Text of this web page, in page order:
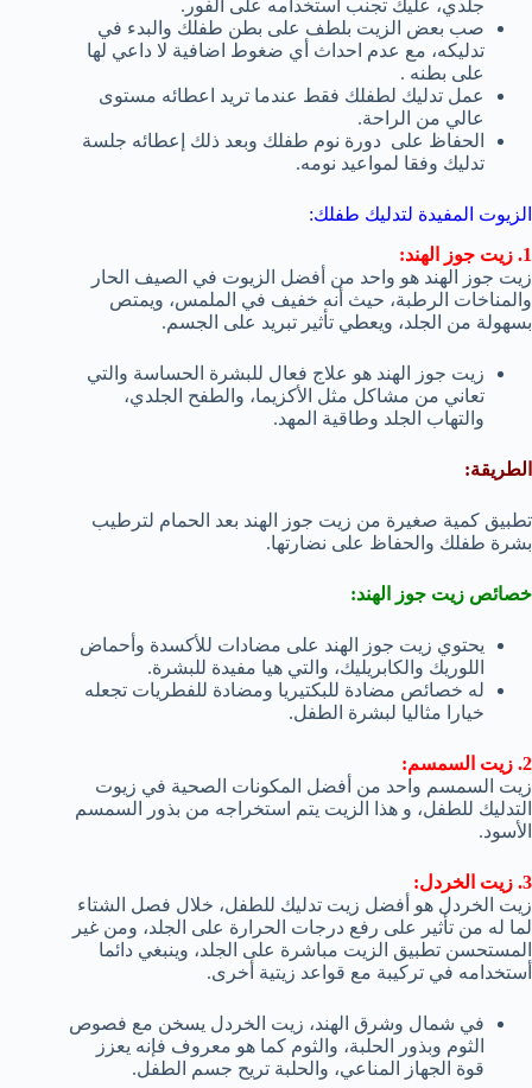
جلدي، عليك تجنب استخدامه على الفور.
صب بعض الزيت بلطف على بطن طفلك والبدء في
تدليكه، مع عدم احداث أي ضغوط اضافية لا داعي لها
على بطنه .
عمل تدليك لطفلك فقط عندما تريد اعطائه مستوى
عالي من الراحة.
الحفاظ على دورة نوم طفلك وبعد ذلك إعطائه جلسة
تدليك وفقا لمواعيد نومه.
الزيوت المفيدة لتدليك طفلك:
1. زيت جوز الهند:
زيت جوز الهند هو واحد من أفضل الزيوت في الصيف الحار
والمناخات الرطبة، حيث أنه خفيف في الملمس، ويمتص
بسهولة من الجلد، ويعطي تأثير تبريد على الجسم.
زيت جوز الهند هو علاج فعال للبشرة الحساسة والتي
تعاني من مشاكل مثل الأكزيما، والطفح الجلدي،
والتهاب الجلد وطاقية المهد.
الطريقة:
تطبيق كمية صغيرة من زيت جوز الهند بعد الحمام لترطيب
بشرة طفلك والحفاظ على نضارتها.
خصائص زيت جوز الهند:
يحتوي زيت جوز الهند على مضادات للأكسدة وأحماض
اللوريك والكابريليك، والتي هيا مفيدة للبشرة.
له خصائص مضادة للبكتيريا ومضادة للفطريات تجعله
خيارا مثاليا لبشرة الطفل.
2. زيت السمسم:
زيت السمسم واحد من أفضل المكونات الصحية في زيوت
التدليك للطفل، و هذا الزيت يتم استخراجه من بذور السمسم
الأسود.
3. زيت الخردل:
زيت الخردل هو أفضل زيت تدليك للطفل، خلال فصل الشتاء
لما له من تأثير على رفع درجات الحرارة على الجلد، ومن غير
المستحسن تطبيق الزيت مباشرة على الجلد، وينبغي دائما
أستخدامه في تركيبة مع قواعد زيتية أخرى.
في شمال وشرق الهند، زيت الخردل يسخن مع فصوص
الثوم وبذور الحلبة، والثوم كما هو معروف فإنه يعزز
قوة الجهاز المناعي، والحلبة تريح جسم الطفل.